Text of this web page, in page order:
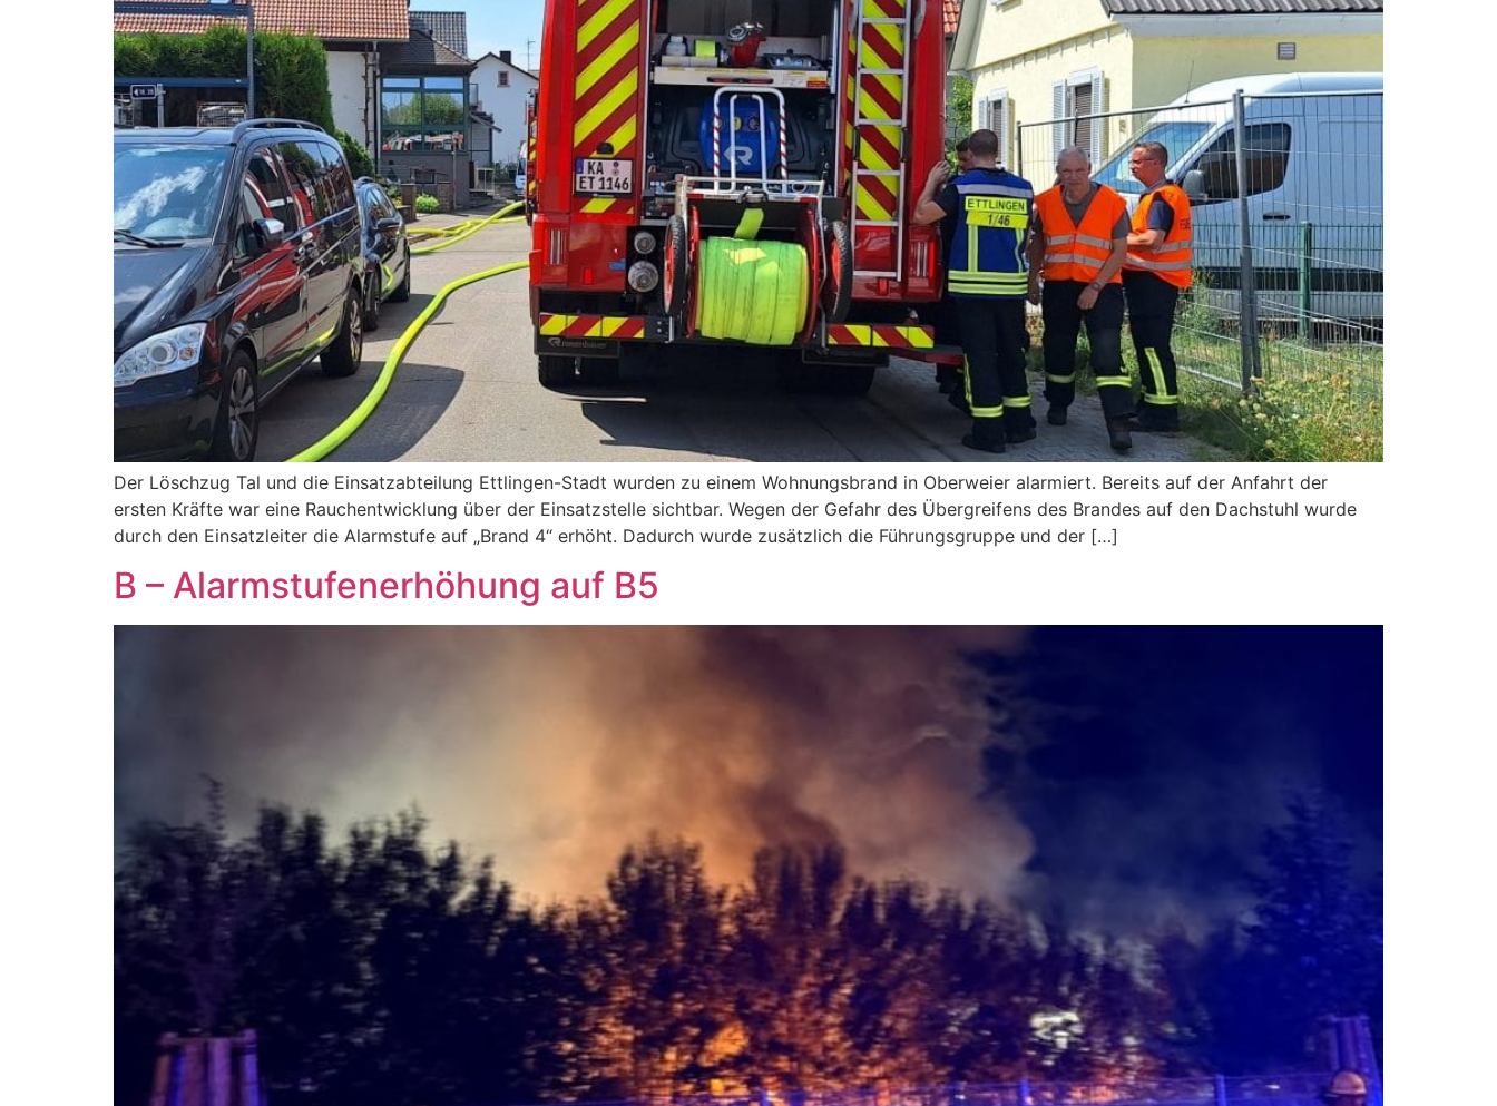
Der Löschzug Tal und die Einsatzabteilung Ettlingen-Stadt wurden zu einem Wohnungsbrand in Oberweier alarmiert. Bereits auf der Anfahrt der
ersten Kräfte war eine Rauchentwicklung über der Einsatzstelle sichtbar. Wegen der Gefahr des Übergreifens des Brandes auf den Dachstuhl wurde
durch den Einsatzleiter die Alarmstufe auf „Brand 4“ erhöht. Dadurch wurde zusätzlich die Führungsgruppe und der […]
B – Alarmstufenerhöhung auf B5